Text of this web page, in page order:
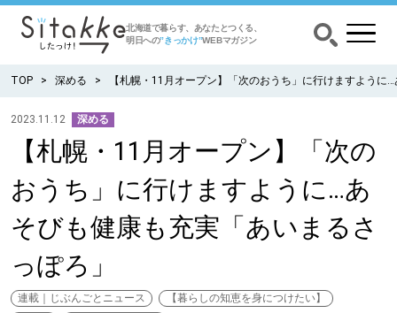
北海道で暮らす、あなたとつくる、
明日への”きっかけ”WEBマガジン
CATEGORY カテゴリー
食べる
暮らす
TOP 深める 【札幌・11月オープン】「次のおうち」に行けますように
2023.11.12 深める
【札幌・11月オープン】「次の
おうち」に行けますように…あ
そびも健康も充実「あいまるさ
っぽろ」
連載｜じぶんごとニュース
【暮らしの知恵を身につけたい】